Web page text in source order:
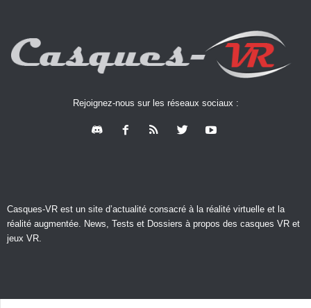
Rejoignez-nous sur les réseaux sociaux :
Casques-VR est un site d’actualité consacré à la réalité virtuelle et la
réalité augmentée. News, Tests et Dossiers à propos des casques VR et
jeux VR.